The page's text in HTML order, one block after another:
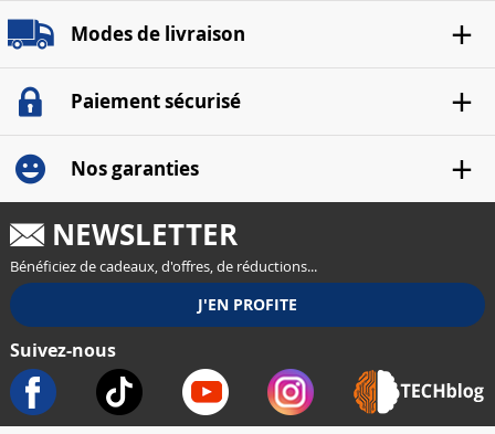
Modes de livraison
Paiement sécurisé
Nos garanties
NEWSLETTER
Bénéficiez de cadeaux, d'offres, de réductions...
Suivez-nous